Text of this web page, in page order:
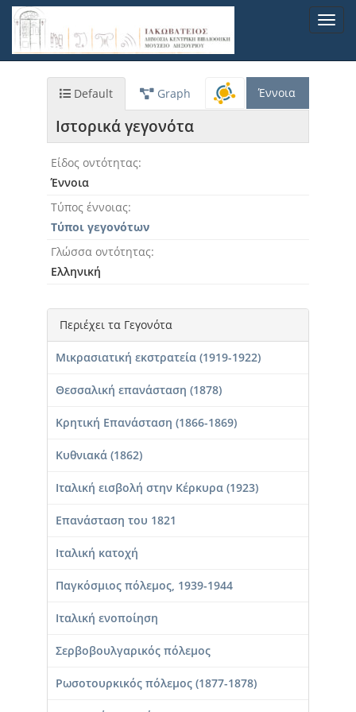
Παράκαμψη
προς
κυρίως
Default Graph Έννοια
Ιστορικά γεγονότα
Είδος οντότητας
Έννοια
Τύπος έννοιας
Τύποι γεγονότων
Γλώσσα οντότητας
Ελληνική
Περιέχει τα Γεγονότα
Μικρασιατική εκστρατεία (1919-1922)
Θεσσαλική επανάσταση (1878)
Κρητική Επανάσταση (1866-1869)
Κυθνιακά (1862)
Ιταλική εισβολή στην Κέρκυρα (1923)
Επανάσταση του 1821
Ιταλική κατοχή
Παγκόσμιος πόλεμος, 1939-1944
Ιταλική ενοποίηση
Σερβοβουλγαρικός πόλεμος
Ρωσοτουρκικός πόλεμος (1877-1878)